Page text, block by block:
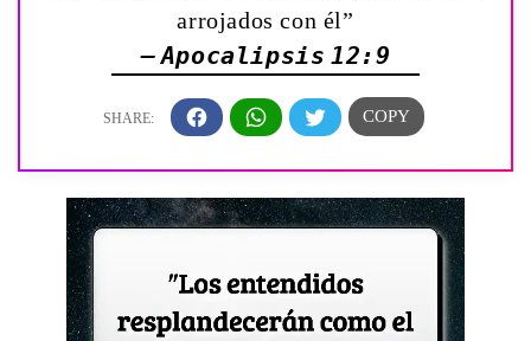
arrojados con él”
— Apocalipsis 12:9